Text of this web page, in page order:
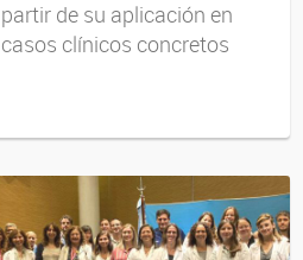
partir de su aplicación en
casos clínicos concretos